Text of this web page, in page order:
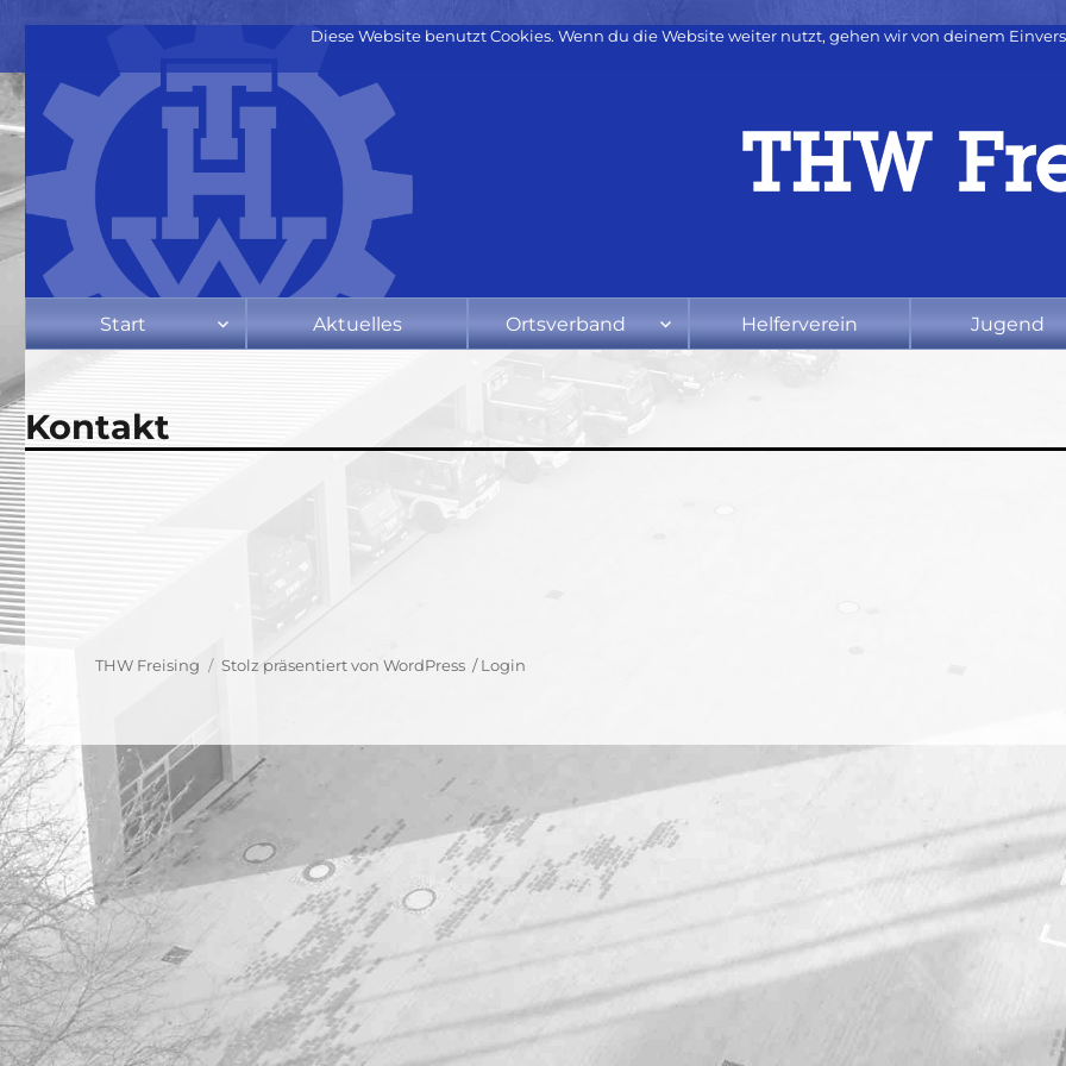
Start Aktuelles Ortsverband Helferverein Jugend
Kontakt
THW Freising Stolz präsentiert von WordPress /Login
Diese Website benutzt Cookies. Wenn du die Website weiter nutzt, gehen wir von deinem